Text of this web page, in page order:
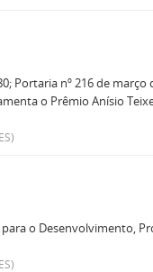
Portaria nº 216 de
o Prêmio Anísio
o Desenvolvimento,